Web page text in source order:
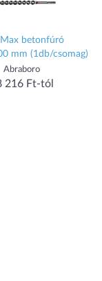
betonfúró
mm (1db/csomag)
Abraboro
216 Ft-tól